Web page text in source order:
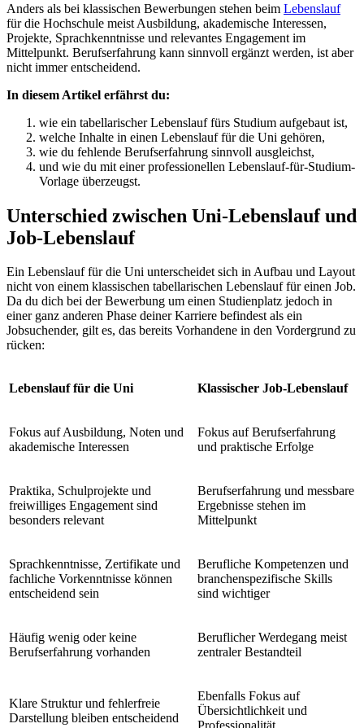
Anders als bei klassischen Bewerbungen stehen beim Lebenslauf
für die Hochschule meist Ausbildung, akademische Interessen,
Projekte, Sprachkenntnisse und relevantes Engagement im
Mittelpunkt. Berufserfahrung kann sinnvoll ergänzt werden, ist aber
nicht immer entscheidend.
In diesem Artikel erfährst du:
wie ein tabellarischer Lebenslauf fürs Studium aufgebaut ist,
welche Inhalte in einen Lebenslauf für die Uni gehören,
wie du fehlende Berufserfahrung sinnvoll ausgleichst,
und wie du mit einer professionellen Lebenslauf-für-Studium-
Vorlage überzeugst.
Unterschied zwischen Uni-Lebenslauf und
Job-Lebenslauf
Ein Lebenslauf für die Uni unterscheidet sich in Aufbau und Layout
nicht von einem klassischen tabellarischen Lebenslauf für einen Job.
Da du dich bei der Bewerbung um einen Studienplatz jedoch in
einer ganz anderen Phase deiner Karriere befindest als ein
Jobsuchender, gilt es, das bereits Vorhandene in den Vordergrund zu
rücken:
Lebenslauf für die Uni Klassischer Job-Lebenslauf
Fokus auf Ausbildung, Noten und
akademische Interessen
Fokus auf Berufserfahrung
und praktische Erfolge
Praktika, Schulprojekte und
freiwilliges Engagement sind
besonders relevant
Berufserfahrung und messbare
Ergebnisse stehen im
Mittelpunkt
Sprachkenntnisse, Zertifikate und
fachliche Vorkenntnisse können
entscheidend sein
Berufliche Kompetenzen und
branchenspezifische Skills
sind wichtiger
Häufig wenig oder keine
Berufserfahrung vorhanden
Beruflicher Werdegang meist
zentraler Bestandteil
Klare Struktur und fehlerfreie
Darstellung bleiben entscheidend
Ebenfalls Fokus auf
Übersichtlichkeit und